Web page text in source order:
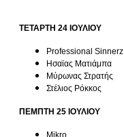
ΤΕΤΑΡΤΗ 24 ΙΟΥΛΙΟΥ
Professional Sinnerz
Ησαϊας Ματιάμπα
Μύρωνας Στρατής
Στέλιος Ρόκκος
ΠΕΜΠΤΗ 25 ΙΟΥΛΙΟΥ